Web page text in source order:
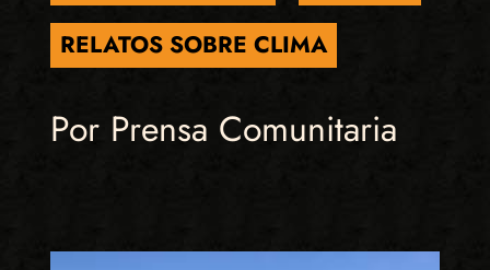
RELATOS SOBRE CLIMA
Por Prensa Comunitaria